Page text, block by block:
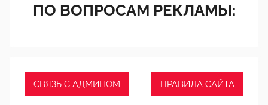
ПО ВОПРОСАМ РЕКЛАМЫ:
СВЯЗЬ С АДМИНОМ ПРАВИЛА САЙТА